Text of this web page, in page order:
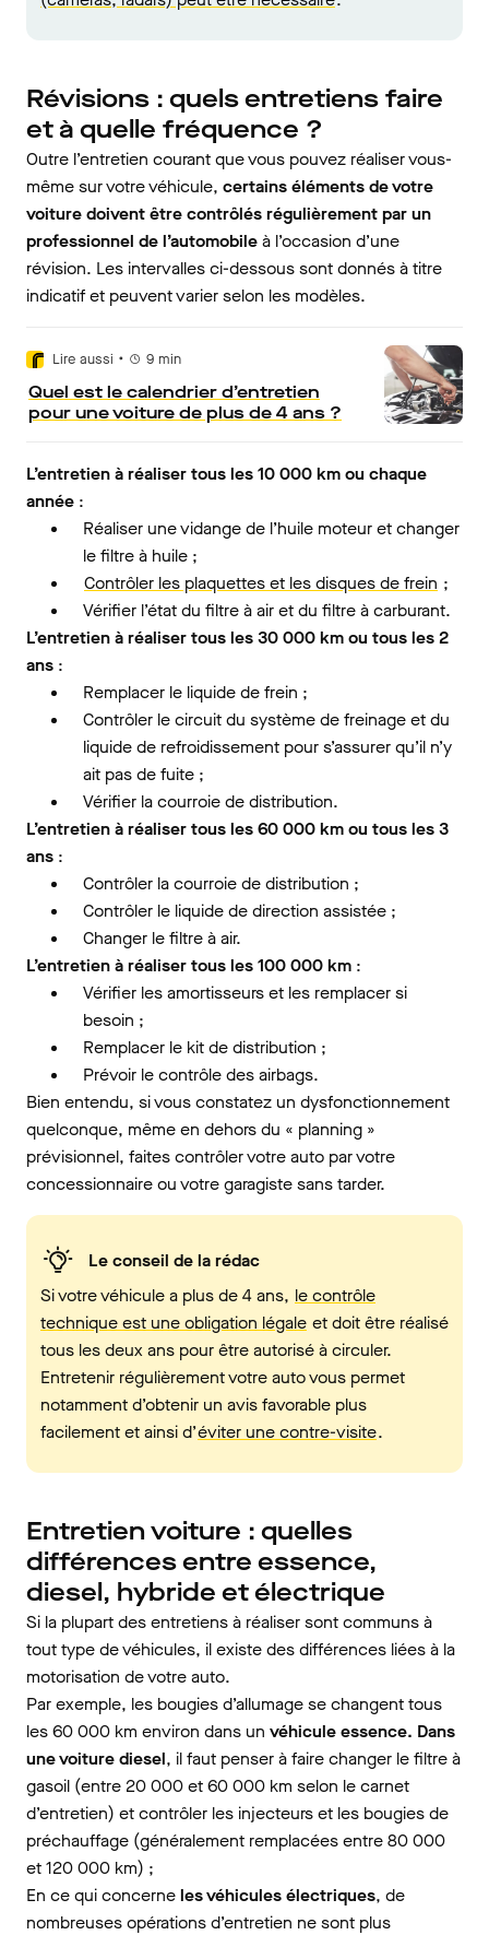
Révisions : quels entretiens faire
et à quelle fréquence ?
Outre l’entretien courant que vous pouvez réaliser vous-
même sur votre véhicule, certains éléments de votre
voiture doivent être contrôlés régulièrement par un
professionnel de l’automobileà l’occasion d’une
révision. Les intervalles ci-dessous sont donnés à titre
indicatif et peuvent varier selon les modèles.
Lire aussi • 9 min
Quel est le calendrier d’entretien
pour une voiture de plus de 4 ans ?
L’entretien à réaliser tous les 10 000 km ou chaque
année :
Réaliser une vidange de l’huile moteur et changer
le filtre à huile ;
Contrôler les plaquettes et les disques de frein ;
Vérifier l’état du filtre à air et du filtre à carburant.
L’entretien à réaliser tous les 30 000 km ou tous les 2
ans :
Remplacer le liquide de frein ;
Contrôler le circuit du système de freinage et du
liquide de refroidissement pour s’assurer qu’il n’y
ait pas de fuite ;
Vérifier la courroie de distribution.
L’entretien à réaliser tous les 60 000 km ou tous les 3
ans :
Contrôler la courroie de distribution ;
Contrôler le liquide de direction assistée ;
Changer le filtre à air.
L’entretien à réaliser tous les 100 000 km :
Vérifier les amortisseurs et les remplacer si
besoin ;
Remplacer le kit de distribution ;
Prévoir le contrôle des airbags.
Bien entendu, si vous constatez un dysfonctionnement
quelconque, même en dehors du « planning »
prévisionnel, faites contrôler votre auto par votre
concessionnaire ou votre garagiste sans tarder.
Le conseil de la rédac
Si votre véhicule a plus de 4 ans, le contrôle
technique est une obligation légale et doit être réalisé
tous les deux ans pour être autorisé à circuler.
Entretenir régulièrement votre auto vous permet
notamment d’obtenir un avis favorable plus
facilement et ainsi d’éviter une contre-visite.
Entretien voiture : quelles
différences entre essence,
diesel, hybride et électrique
Si la plupart des entretiens à réaliser sont communs à
tout type de véhicules, il existe des différences liées à la
motorisation de votre auto.
Par exemple, les bougies d’allumage se changent tous
les 60 000 km environ dans un véhicule essence. Dans
une voiture diesel, il faut penser à faire changer le filtre à
gasoil (entre 20 000 et 60 000 km selon le carnet
d’entretien) et contrôler les injecteurs et les bougies de
préchauffage (généralement remplacées entre 80 000
et 120 000 km) ;
En ce qui concerneles véhicules électriques, de
nombreuses opérations d’entretien ne sont plus